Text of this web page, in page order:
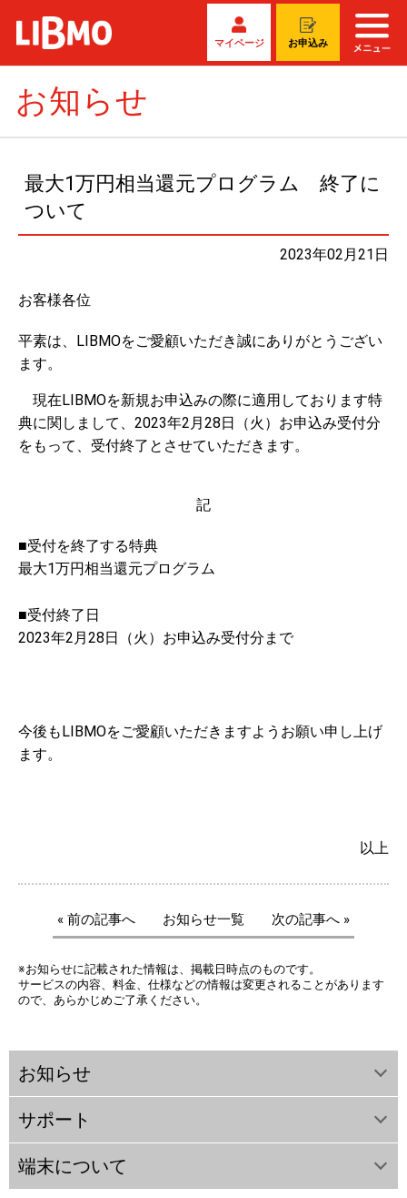
マイページ お申込み
お知らせ
最大1万円相当還元プログラム 終了に
ついて
2023年02月21日
お客様各位
平素は、LIBMOをご愛顧いただき誠にありがとうござい
ます。
現在LIBMOを新規お申込みの際に適用しております特
典に関しまして、2023年2月28日（火）お申込み受付分
をもって、受付終了とさせていただきます。
記
■受付を終了する特典
最大1万円相当還元プログラム
■受付終了日
2023年2月28日（火）お申込み受付分まで
今後もLIBMOをご愛顧いただきますようお願い申し上げ
ます。
以上
« 前の記事へ お知らせ一覧 次の記事へ »
※お知らせに記載された情報は、掲載日時点のものです。
サービスの内容、料金、仕様などの情報は変更されることがあります
ので、あらかじめご了承ください。
お知らせ
サポート
端末について